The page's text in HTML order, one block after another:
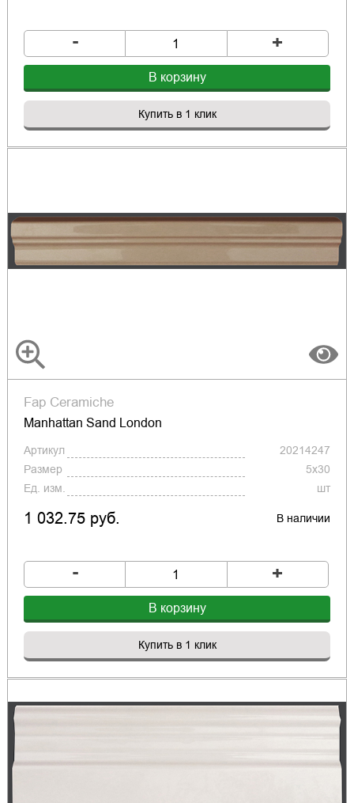
- +
В корзину
Купить в 1 клик
Fap Ceramiche
Manhattan Sand London
Артикул
20214247
Размер
5x30
Ед. изм.
шт
1 032.75 руб. В наличии
- +
В корзину
Купить в 1 клик